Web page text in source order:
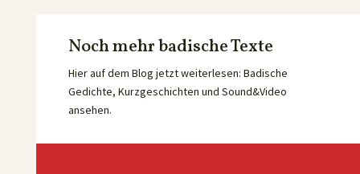
Noch mehr badische Texte
Hier auf dem Blog jetzt weiterlesen: Badische
Gedichte, Kurzgeschichten und Sound&Video
ansehen.